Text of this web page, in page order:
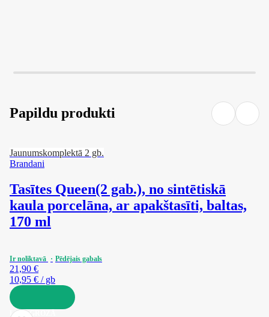
Papildu produkti
Jaunumskomplektā 2 gb.
Brandani
Tasītes Queen(2 gab.), no sintētiskā
kaula porcelāna, ar apakštasīti, baltas,
170 ml
Ir noliktavā Pēdējais gabals
21,90 €
10,95 € / gb
LIKT GROZĀ